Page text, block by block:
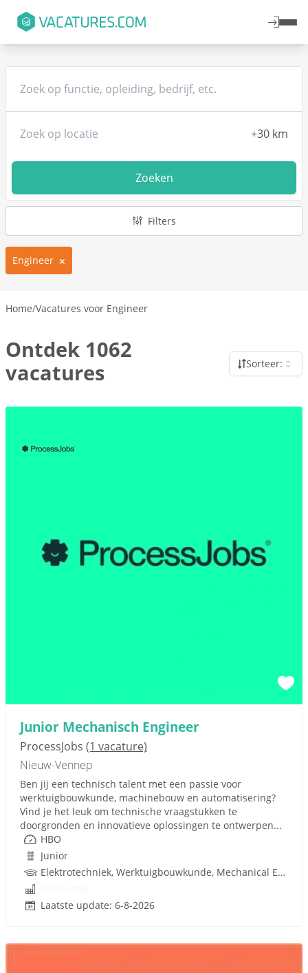
Zoeken
Filters
Engineer
Home/Vacatures voor Engineer
Ontdek 1062
vacatures
Sorteer:
Junior Mechanisch Engineer
ProcessJobs (1 vacature)
Nieuw-Vennep
Ben jij een technisch talent met een passie voor
werktuigbouwkunde, machinebouw en automatisering?
Vind je het leuk om technische vraagstukken te
doorgronden en innovatieve oplossingen te ontwerpen...
HBO
Junior
Elektrotechniek, Werktuigbouwkunde, Mechanical Engineering, Pneumatiek
Laatste update: 6-8-2026